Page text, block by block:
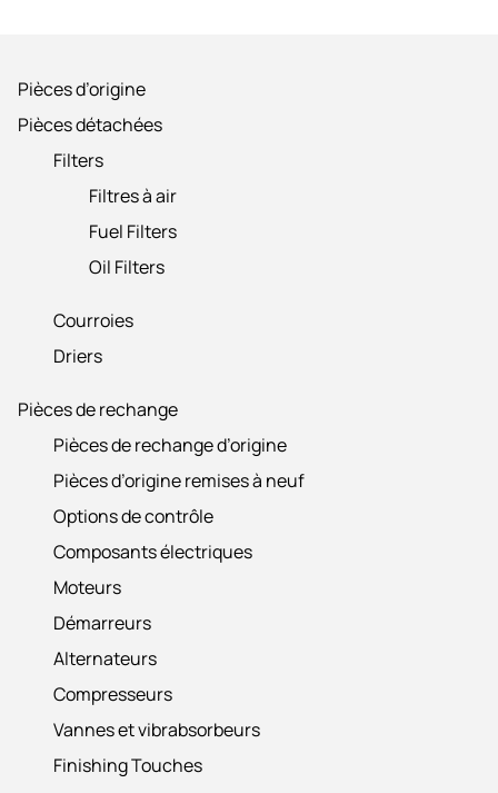
Pièces d’origine
Pièces détachées
Filters
Filtres à air
Fuel Filters
Oil Filters
Courroies
Driers
Pièces de rechange
Pièces de rechange d’origine
Pièces d’origine remises à neuf
Options de contrôle
Composants électriques
Moteurs
Démarreurs
Alternateurs
Compresseurs
Vannes et vibrabsorbeurs
Finishing Touches